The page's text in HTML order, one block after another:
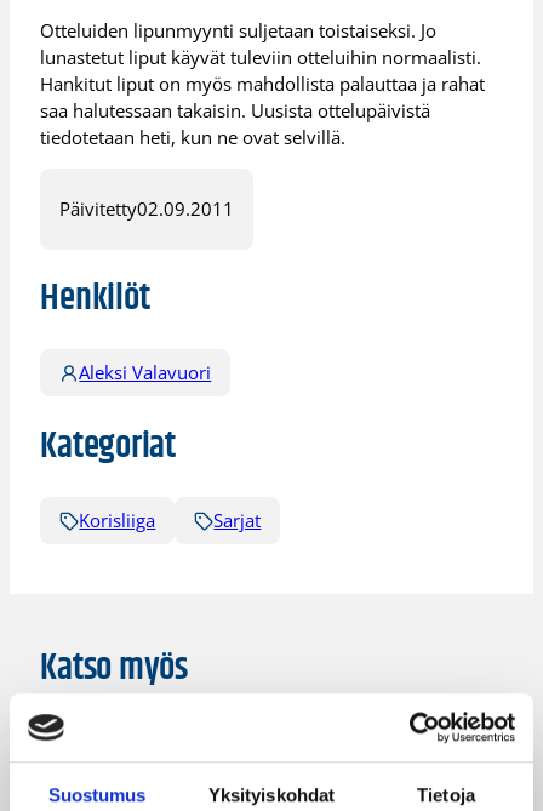
Suostumus Yksityiskohdat Tietoja
Otteluiden lipunmyynti suljetaan toistaiseksi. Jo
lunastetut liput käyvät tuleviin otteluihin normaalisti.
Hankitut liput on myös mahdollista palauttaa ja rahat
saa halutessaan takaisin. Uusista ottelupäivistä
tiedotetaan heti, kun ne ovat selvillä.
Päivitetty02.09.2011
Henkilöt
Aleksi Valavuori
Kategoriat
Korisliiga Sarjat
Katso myös